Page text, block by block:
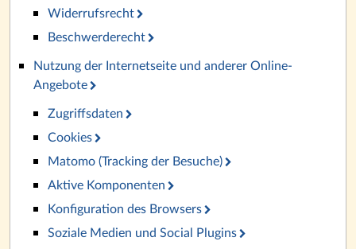
Widerrufsrecht
Beschwerderecht
Nutzung der Internetseite und anderer Online-
Angebote
Zugriffsdaten
Cookies
Matomo (Tracking der Besuche)
Aktive Komponenten
Konfiguration des Browsers
Soziale Medien und Social Plugins